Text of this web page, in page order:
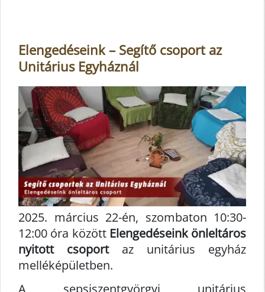
Elengedéseink – Segítő csoport az
Unitárius Egyháznál
2025. március 22-én, szombaton 10:30-
12:00 óra között Elengedéseink önleltáros
nyitott csoportaz unitárius egyház
melléképületben.
A sepsiszentgyörgyi unitárius